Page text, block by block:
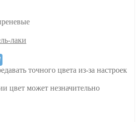
лаки
точного цвета из-за настроек
цвет может незначительно